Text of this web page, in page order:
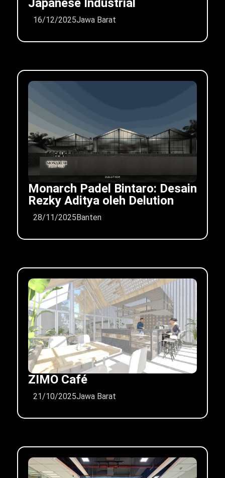
Japanese Industrial
16/12/2025Jawa Barat
Monarch Padel Bintaro: Desain
Rezky Aditya oleh Delution
28/11/2025Banten
ZIMO Café
21/10/2025Jawa Barat